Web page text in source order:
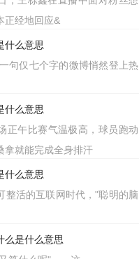
正经地回应&
什么意思
仅七个字的微博悄然登上热
什么意思
午比赛气温极高，球员跑动
拿就能完成全身排汗
什么意思
活的互联网时代，"聪明的脑
么是什么意思